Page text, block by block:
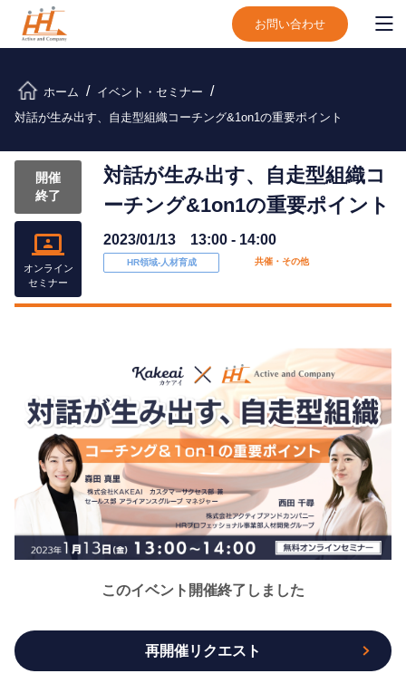
お問い合わせ
ホーム
イベント・セミナー
対話が生み出す、自走型組織コーチング&1on1の重要ポイント
開催
終了
オンライン
セミナー
対話が生み出す、自走型組織コ
ーチング&1on1の重要ポイント
2023/01/13 13:00 - 14:00
HR領域-⼈材育成 共催・その他
このイベント開催終了しました
再開催リクエスト